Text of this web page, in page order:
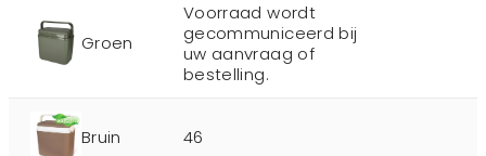
Groen
Voorraad wordt
gecommuniceerd bij
uw aanvraag of
bestelling.
Bruin 46